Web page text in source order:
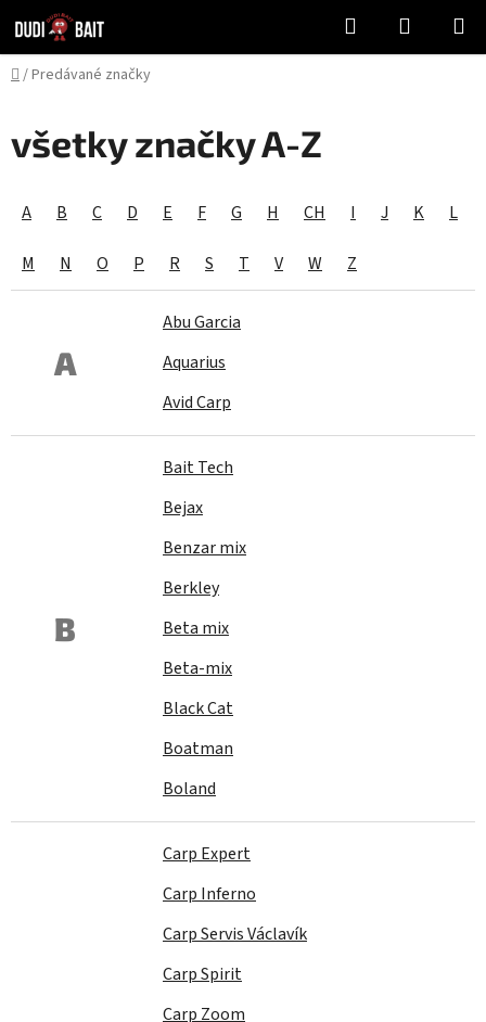
na
obsah
Hľadať
KOŠÍK
Domov
/Predávané značky
všetky značky A-Z
A B C D E F G H CH I J K L
M N O P R S T V W Z
A
Abu Garcia
Aquarius
Avid Carp
B
Bait Tech
Bejax
Benzar mix
Berkley
Beta mix
Beta-mix
Black Cat
Boatman
Boland
Carp Expert
Carp Inferno
Carp Servis Václavík
Carp Spirit
Carp Zoom